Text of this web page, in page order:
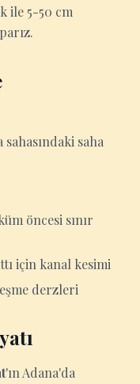
ile 5-50 cm
saha
öncesi sınır
için kanal kesimi
derzleri
'ın Adana'da